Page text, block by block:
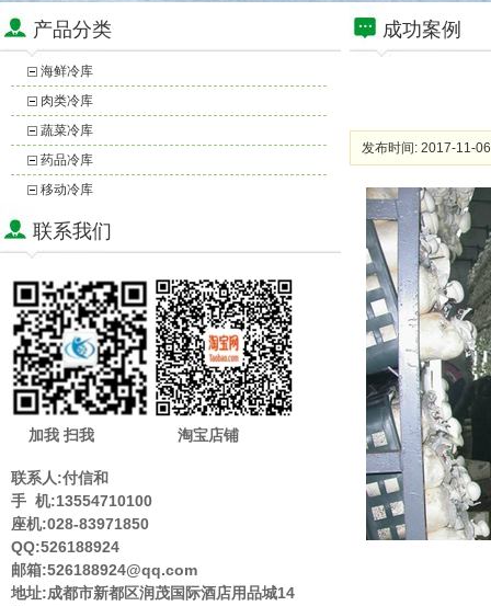
产品分类
海鲜冷库
肉类冷库
蔬菜冷库
药品冷库
移动冷库
联系我们
加我 扫我 淘宝店铺
联系人:付信和
手 机:13554710100
座机:028-83971850
QQ:526188924
邮箱:526188924@qq.com
地址:成都市新都区润茂国际酒店用品城14
成功案例
发布时间: 2017-11-